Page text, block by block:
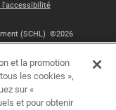
l'accessibilité
(SCHL) ©2026
et la promotion
les cookies »,
sur «
et pour obtenir